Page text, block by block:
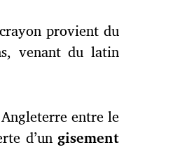
provient du
venant du latin
entre le
d’un gisement